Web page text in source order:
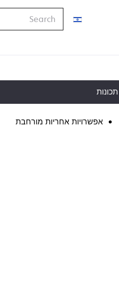
Search
תכונות
אפשרויות אחריות מורחבת